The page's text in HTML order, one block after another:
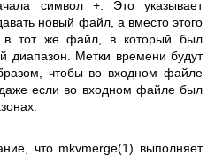
символ +. Это указывает
новый файл, а вместо этого
в тот же файл, в который был
диапазон. Метки времени будут
чтобы во входном файле
если во входном файле был
что mkvmerge(1) выполняет